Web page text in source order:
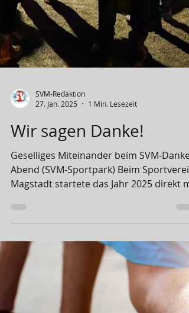
1 Min. Lesezeit
Wir sagen Danke!
Geselliges Miteinander beim SVM-Danke-